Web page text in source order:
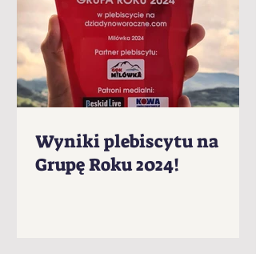
Wyniki plebiscytu na
Grupę Roku 2024!